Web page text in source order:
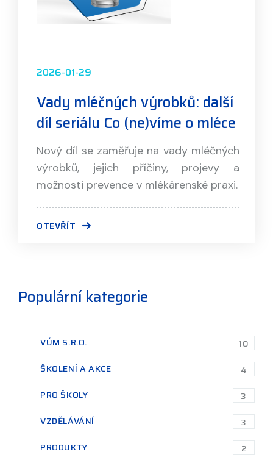
2026-01-29
Vady mléčných výrobků: další
díl seriálu Co (ne)víme o mléce
Nový díl se zaměřuje na vady mléčných
výrobků, jejich příčiny, projevy a
možnosti prevence v mlékárenské praxi.
OTEVŘÍT
Populární kategorie
VÚM S.R.O.
10
ŠKOLENÍ A AKCE
4
PRO ŠKOLY
3
VZDĚLÁVÁNÍ
3
PRODUKTY
2